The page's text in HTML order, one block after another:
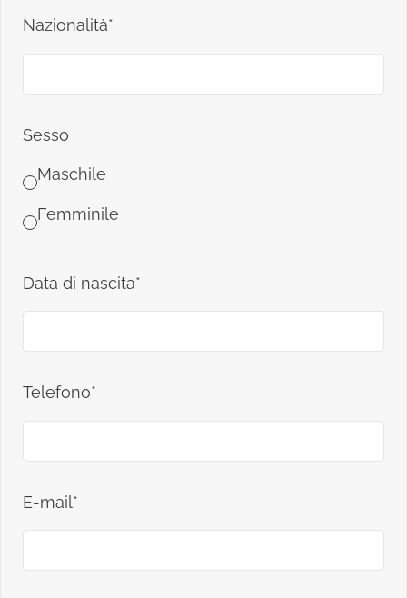
Nazionalità*
Sesso
Maschile
Femminile
Data di nascita*
Telefono*
E-mail*